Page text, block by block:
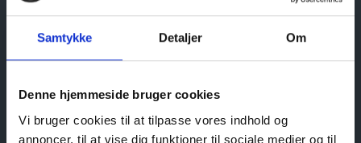
Samtykke Detaljer Om
Denne hjemmeside bruger cookies
Vi bruger cookies til at tilpasse vores indhold og
annoncer, til at vise dig funktioner til sociale medier og til
være enkelte værker, der rammer dybere med en
Ligesom H.C. Andersens eventyr indbyder
vores eget liv og de mennesker, vi holder af –og